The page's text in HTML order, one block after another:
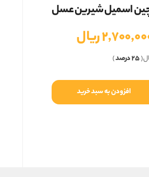
اسمیل شیرین عسل
اصلی ریالقیمت
فعلی
است.
(۲۵ درصد )
افزودن به سبد خرید